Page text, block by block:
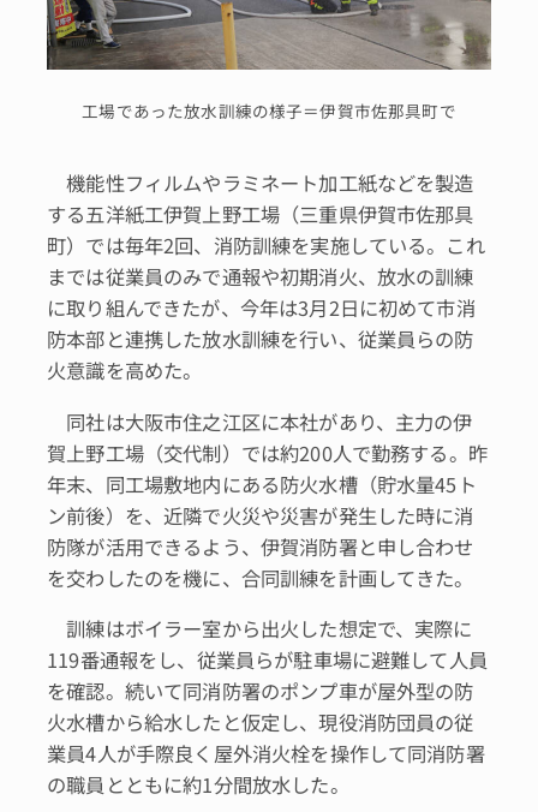
工場であった放水訓練の様子＝伊賀市佐那具町で
機能性フィルムやラミネート加工紙などを製造
する五洋紙工伊賀上野工場（三重県伊賀市佐那具
町）では毎年2回、消防訓練を実施している。これ
までは従業員のみで通報や初期消火、放水の訓練
に取り組んできたが、今年は3月2日に初めて市消
防本部と連携した放水訓練を行い、従業員らの防
火意識を高めた。
同社は大阪市住之江区に本社があり、主力の伊
賀上野工場（交代制）では約200人で勤務する。昨
年末、同工場敷地内にある防火水槽（貯水量45ト
ン前後）を、近隣で火災や災害が発生した時に消
防隊が活用できるよう、伊賀消防署と申し合わせ
を交わしたのを機に、合同訓練を計画してきた。
訓練はボイラー室から出火した想定で、実際に
119番通報をし、従業員らが駐車場に避難して人員
を確認。続いて同消防署のポンプ車が屋外型の防
火水槽から給水したと仮定し、現役消防団員の従
業員4人が手際良く屋外消火栓を操作して同消防署
の職員とともに約1分間放水した。